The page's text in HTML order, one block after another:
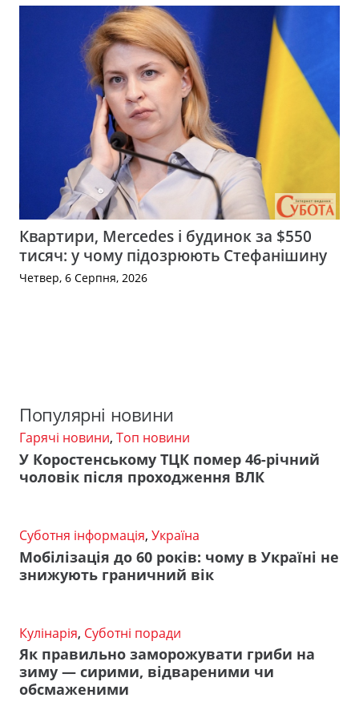
Квартири, Mercedes і будинок за $550
тисяч: у чому підозрюють Стефанішину
Четвер, 6 Серпня, 2026
Популярні новини
Гарячі новини, Топ новини
У Коростенському ТЦК помер 46-річний
чоловік після проходження ВЛК
Суботня інформація, Україна
Мобілізація до 60 років: чому в Україні не
знижують граничний вік
Кулінарія, Суботні поради
Як правильно заморожувати гриби на
зиму — сирими, відвареними чи
обсмаженими